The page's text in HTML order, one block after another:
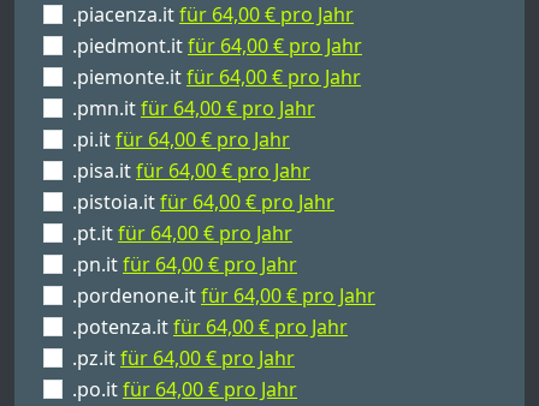
.piacenza.itfür 64,00 € pro Jahr
.piedmont.itfür 64,00 € pro Jahr
.piemonte.itfür 64,00 € pro Jahr
.pmn.itfür 64,00 € pro Jahr
.pi.itfür 64,00 € pro Jahr
.pisa.itfür 64,00 € pro Jahr
.pistoia.itfür 64,00 € pro Jahr
.pt.itfür 64,00 € pro Jahr
.pn.itfür 64,00 € pro Jahr
.pordenone.itfür 64,00 € pro Jahr
.potenza.itfür 64,00 € pro Jahr
.pz.itfür 64,00 € pro Jahr
.po.itfür 64,00 € pro Jahr